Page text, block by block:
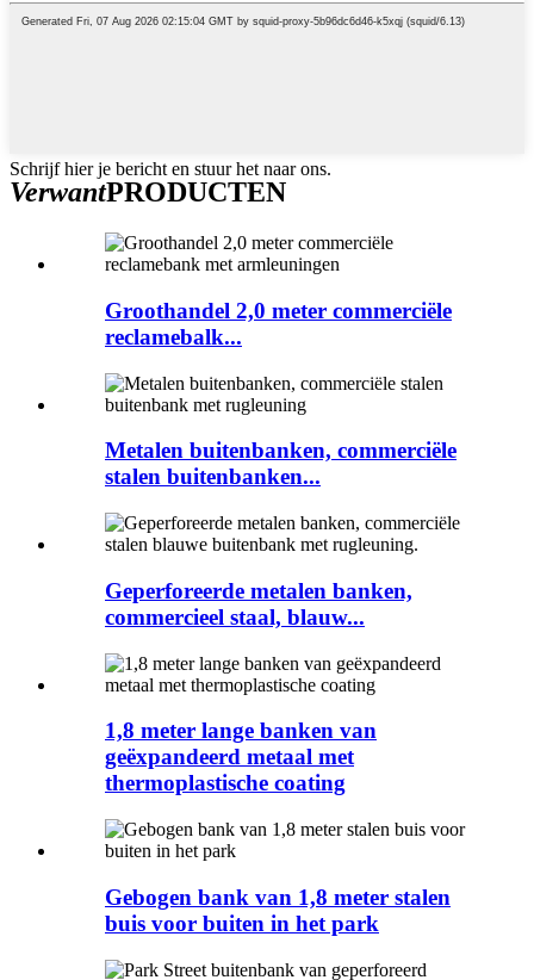
Schrijf hier je bericht en stuur het naar ons.
VerwantPRODUCTEN
Groothandel 2,0 meter commerciële
reclamebalk...
Metalen buitenbanken, commerciële
stalen buitenbanken...
Geperforeerde metalen banken,
commercieel staal, blauw...
1,8 meter lange banken van
geëxpandeerd metaal met
thermoplastische coating
Gebogen bank van 1,8 meter stalen
buis voor buiten in het park